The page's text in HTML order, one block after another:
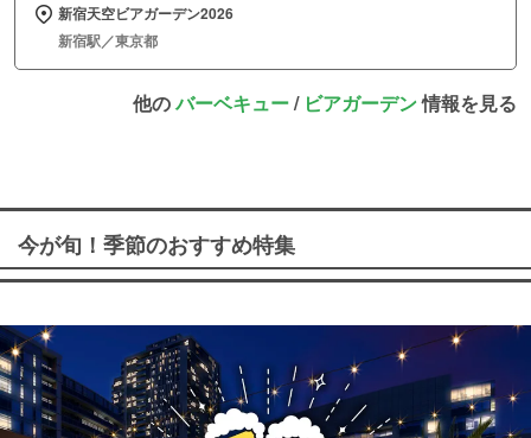
新宿天空ビアガーデン2026
新宿駅／東京都
他のバーベキュー/ ビアガーデン情報を見る
今が旬！季節のおすすめ特集